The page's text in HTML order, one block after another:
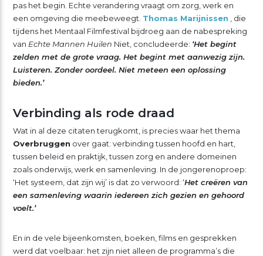
pas het begin. Echte verandering vraagt om zorg, werk en
een omgeving die meebeweegt. Thomas Marijnissen , die
tijdens het Mentaal Filmfestival bijdroeg aan de nabespreking
van Echte Mannen Huilen Niet, concludeerde: ‘Het begint
zelden met de grote vraag. Het begint met aanwezig zijn.
Luisteren. Zonder oordeel. Niet meteen een oplossing
bieden.’
Verbinding als rode draad
Wat in al deze citaten terugkomt, is precies waar het thema
Overbruggen over gaat: verbinding tussen hoofd en hart,
tussen beleid en praktijk, tussen zorg en andere domeinen
zoals onderwijs, werk en samenleving. In de jongerenoproep:
‘Het systeem, dat zijn wij’ is dat zo verwoord: ‘Het creëren van
een samenleving waarin iedereen zich gezien en gehoord
voelt.’
En in de vele bijeenkomsten, boeken, films en gesprekken
werd dat voelbaar: het zijn niet alleen de programma’s die